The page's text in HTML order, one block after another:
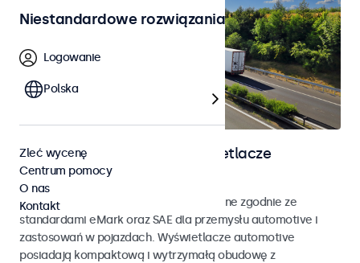
Monitory automotive i wyświetlacze
dotykowe
Monitory i ekrany dotykowe opracowane zgodnie ze
standardami eMark oraz SAE dla przemysłu automotive i
zastosowań w pojazdach. Wyświetlacze automotive
posiadają kompaktową i wytrzymałą obudowę z
Niestandardowe rozwiązania
Logowanie
Polska
Zleć wycenę
Centrum pomocy
O nas
Kontakt